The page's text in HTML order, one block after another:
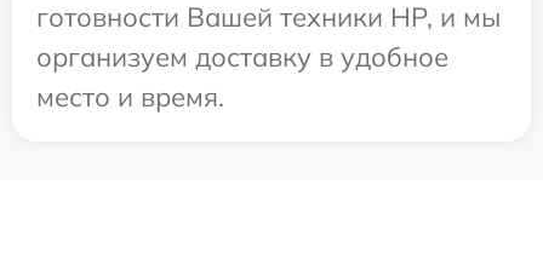
готовности Вашей техники HP, и мы
организуем доставку в удобное
место и время.